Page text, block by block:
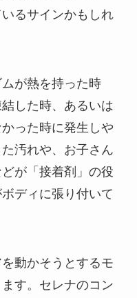
るサインかもしれ
が熱を持った時
した時、あるいは
った時に発生しや
汚れや、お子さん
が「接着剤」の役
ディに張り付いて
動かそうとするモ
す。セレナのコン